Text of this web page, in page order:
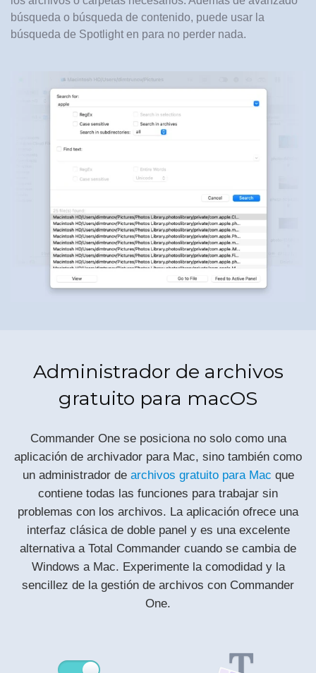
búsqueda o búsqueda de contenido, puede usar la
búsqueda de Spotlight en para no perder nada.
Administrador de archivos
gratuito para macOS
Commander One se posiciona no solo como una
aplicación de archivador para Mac, sino también como
un administrador de archivos gratuito para Mac que
contiene todas las funciones para trabajar sin
problemas con los archivos. La aplicación ofrece una
interfaz clásica de doble panel y es una excelente
alternativa a Total Commander cuando se cambia de
Windows a Mac. Experimente la comodidad y la
sencillez de la gestión de archivos con Commander
One.